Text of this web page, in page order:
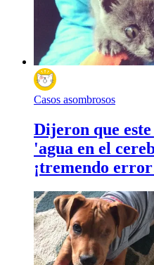
Casos asombrosos
Dijeron que
'agua en el
¡tremendo